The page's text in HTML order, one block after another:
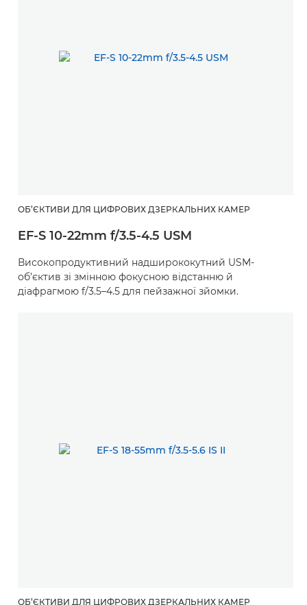
ОБ’ЄКТИВИ ДЛЯ ЦИФРОВИХ ДЗЕРКАЛЬНИХ КАМЕР
EF-S 10-22mm f/3.5-4.5 USM
Високопродуктивний надширококутний USM-
об’єктив зі змінною фокусною відстанню й
діафрагмою f/3.5–4.5 для пейзажної зйомки.
ОБ’ЄКТИВИ ДЛЯ ЦИФРОВИХ ДЗЕРКАЛЬНИХ КАМЕР